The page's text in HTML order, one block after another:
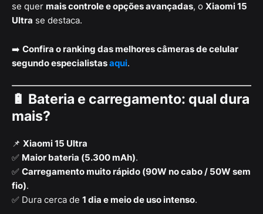
se quer mais controle e opções avançadas, o Xiaomi 15
Ultra se destaca.
➡️ Confira o ranking das melhores câmeras de celular
segundo especialistasaqui.
🔋 Bateria e carregamento: qual dura
mais?
📌 Xiaomi 15 Ultra
✅ Maior bateria (5.300 mAh).
✅ Carregamento muito rápido (90W no cabo / 50W sem
fio).
✅ Dura cerca de 1 dia e meio de uso intenso.